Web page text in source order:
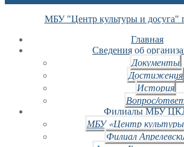
МБУ "Центр культуры и досуга"
Главная
Сведения об
Документы
Достижения
История
Вопрос/
Филиалы МБУ
МБУ «Центр культуры
Филиал